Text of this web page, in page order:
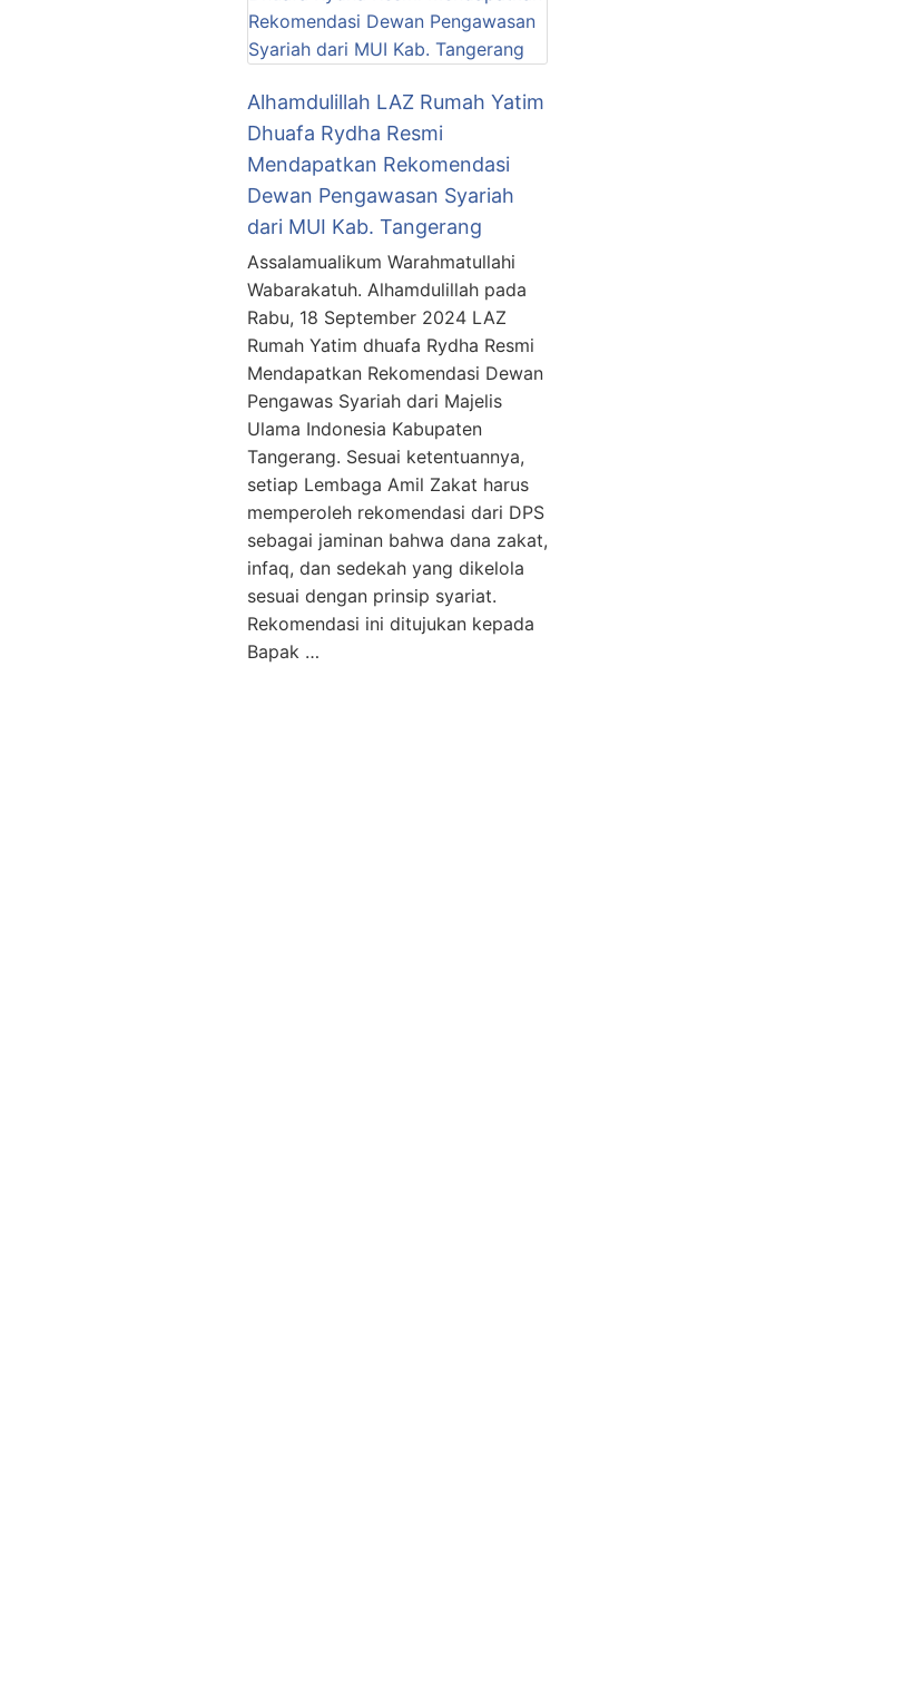
Alhamdulillah LAZ Rumah Yatim
Dhuafa Rydha Resmi
Mendapatkan Rekomendasi
Dewan Pengawasan Syariah
dari MUI Kab. Tangerang
Assalamualikum Warahmatullahi
Wabarakatuh. Alhamdulillah pada
Rabu, 18 September 2024 LAZ
Rumah Yatim dhuafa Rydha Resmi
Mendapatkan Rekomendasi Dewan
Pengawas Syariah dari Majelis
Ulama Indonesia Kabupaten
Tangerang. Sesuai ketentuannya,
setiap Lembaga Amil Zakat harus
memperoleh rekomendasi dari DPS
sebagai jaminan bahwa dana zakat,
infaq, dan sedekah yang dikelola
sesuai dengan prinsip syariat.
Rekomendasi ini ditujukan kepada
Bapak …